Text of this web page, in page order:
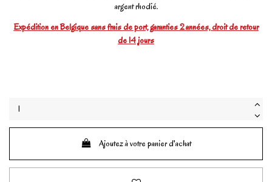
argent rhodié.
Expédition en Belgique sans frais de port, garanties 2 années, droit de retour
de 14 jours
Ajoutez à votre panier d'achat